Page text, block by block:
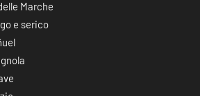
Marche
e serico